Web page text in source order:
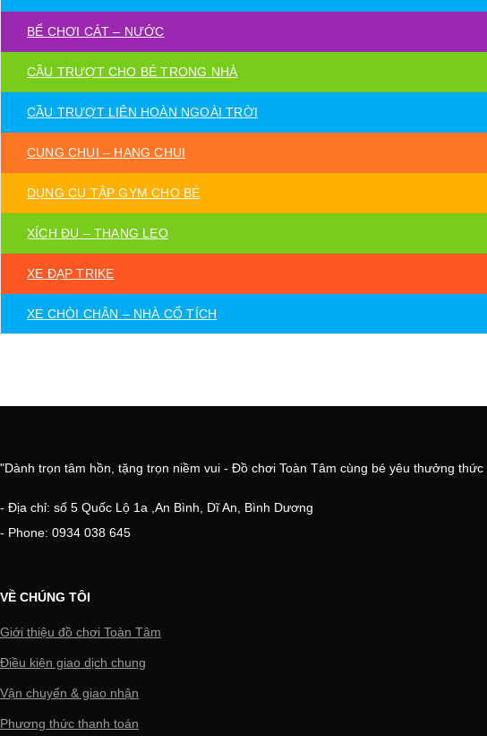
BỂ CHƠI CÁT – NƯỚC
CẦU TRƯỢT CHO BÉ TRONG NHÀ
CẦU TRƯỢT LIÊN HOÀN NGOÀI TRỜI
CUNG CHUI – HANG CHUI
DỤNG CỤ TẬP GYM CHO BÉ
XÍCH ĐU – THANG LEO
XE ĐẠP TRIKE
XE CHÒI CHÂN – NHÀ CỔ TÍCH
"Dành trọn tâm hồn, tặng trọn niềm vui - Đồ chơi Toàn Tâm cùng bé yêu thưởng thức
- Địa chỉ: số 5 Quốc Lộ 1a ,An Bình, Dĩ An, Bình Dương
- Phone: 0934 038 645
VỀ CHÚNG TÔI
Giới thiệu đồ chơi Toàn Tâm
Điều kiện giao dịch chung
Vận chuyển & giao nhận
Phương thức thanh toán